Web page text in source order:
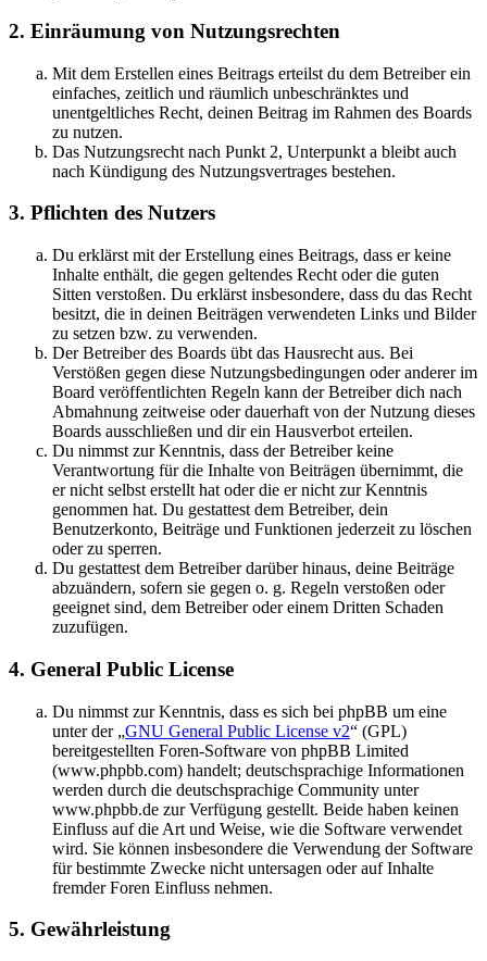
2. Einräumung von Nutzungsrechten
Mit dem Erstellen eines Beitrags erteilst du dem Betreiber ein
einfaches, zeitlich und räumlich unbeschränktes und
unentgeltliches Recht, deinen Beitrag im Rahmen des Boards
zu nutzen.
Das Nutzungsrecht nach Punkt 2, Unterpunkt a bleibt auch
nach Kündigung des Nutzungsvertrages bestehen.
3. Pflichten des Nutzers
Du erklärst mit der Erstellung eines Beitrags, dass er keine
Inhalte enthält, die gegen geltendes Recht oder die guten
Sitten verstoßen. Du erklärst insbesondere, dass du das Recht
besitzt, die in deinen Beiträgen verwendeten Links und Bilder
zu setzen bzw. zu verwenden.
Der Betreiber des Boards übt das Hausrecht aus. Bei
Verstößen gegen diese Nutzungsbedingungen oder anderer im
Board veröffentlichten Regeln kann der Betreiber dich nach
Abmahnung zeitweise oder dauerhaft von der Nutzung dieses
Boards ausschließen und dir ein Hausverbot erteilen.
Du nimmst zur Kenntnis, dass der Betreiber keine
Verantwortung für die Inhalte von Beiträgen übernimmt, die
er nicht selbst erstellt hat oder die er nicht zur Kenntnis
genommen hat. Du gestattest dem Betreiber, dein
Benutzerkonto, Beiträge und Funktionen jederzeit zu löschen
oder zu sperren.
Du gestattest dem Betreiber darüber hinaus, deine Beiträge
abzuändern, sofern sie gegen o. g. Regeln verstoßen oder
geeignet sind, dem Betreiber oder einem Dritten Schaden
zuzufügen.
4. General Public License
Du nimmst zur Kenntnis, dass es sich bei phpBB um eine
unter der „GNU General Public License v2“ (GPL)
bereitgestellten Foren-Software von phpBB Limited
(www.phpbb.com) handelt; deutschsprachige Informationen
werden durch die deutschsprachige Community unter
www.phpbb.de zur Verfügung gestellt. Beide haben keinen
Einfluss auf die Art und Weise, wie die Software verwendet
wird. Sie können insbesondere die Verwendung der Software
für bestimmte Zwecke nicht untersagen oder auf Inhalte
fremder Foren Einfluss nehmen.
5. Gewährleistung